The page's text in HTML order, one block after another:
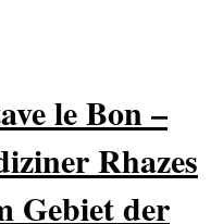
le Bon –
Rhazes
Gebiet der